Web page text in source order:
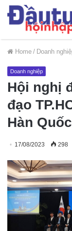
Home / Doanh
Doanh nghiệp
Hội nghị
đạo
Hàn
17/08/2023 298